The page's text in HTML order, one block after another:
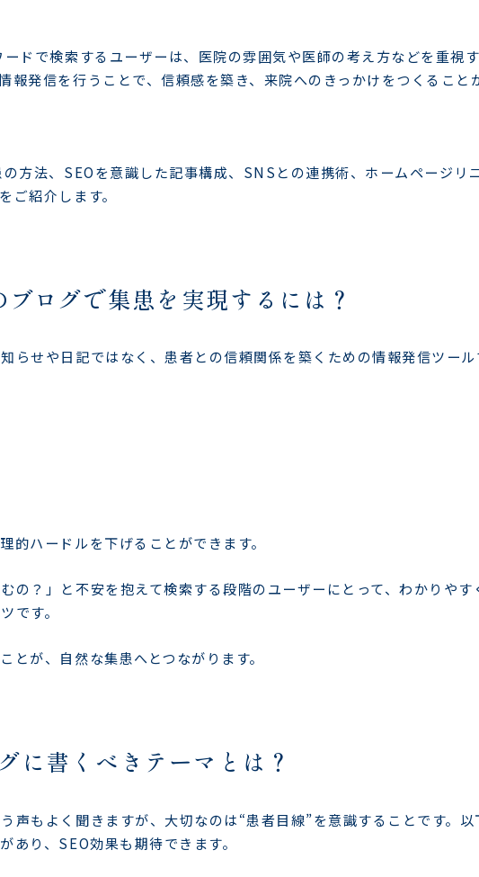
ドで検索するユーザーは、医院の雰囲気や医師の考え方などを重視
報発信を行うことで、信頼感を築き、来院へのきっかけをつくること
方法、SEOを意識した記事構成、SNSとの連携術、ホームページリ
ご紹介します。
ブログで集患を実現するには？
らせや日記ではなく、患者との信頼関係を築くための情報発信ツー
的ハードルを下げることができます。
の？」と不安を抱えて検索する段階のユーザーにとって、わかりやす
です。
が、自然な集患へとつながります。
に書くべきテーマとは？
声もよく聞きますが、大切なのは“患者目線”を意識することです。
あり、SEO効果も期待できます。